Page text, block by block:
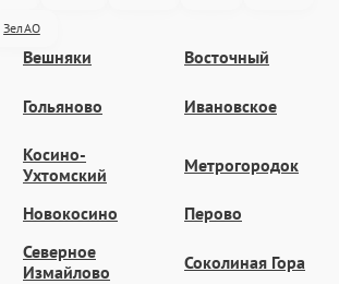
ЗелАО
Вешняки
Восточный
Гольяново Ивановское
Косино-
Ухтомский
Метрогородок
Новокосино Перово
Северное
Измайлово
Соколиная Гора